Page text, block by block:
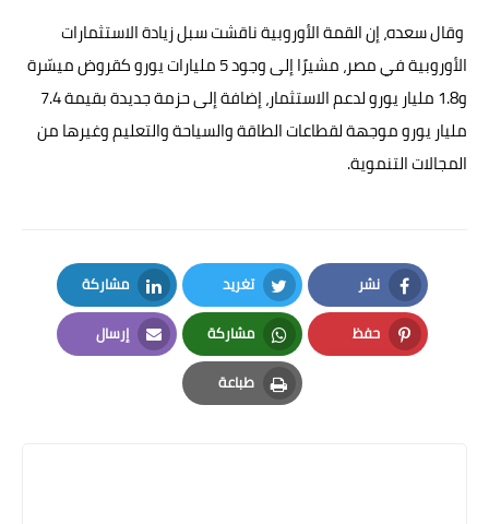
وقال سعده، إن القمة الأوروبية ناقشت سبل زيادة الاستثمارات
الأوروبية في مصر، مشيرًا إلى وجود 5 مليارات يورو كقروض ميسّرة
و1.8 مليار يورو لدعم الاستثمار، إضافة إلى حزمة جديدة بقيمة 7.4
مليار يورو موجهة لقطاعات الطاقة والسياحة والتعليم وغيرها من
المجالات التنموية.
نشر
Facebook
تغريد
Twitter
مشاركة
LinkedIn
حفظ
Pinterest
مشاركة
Whatsapp
إرسال
Email
طباعة
Print